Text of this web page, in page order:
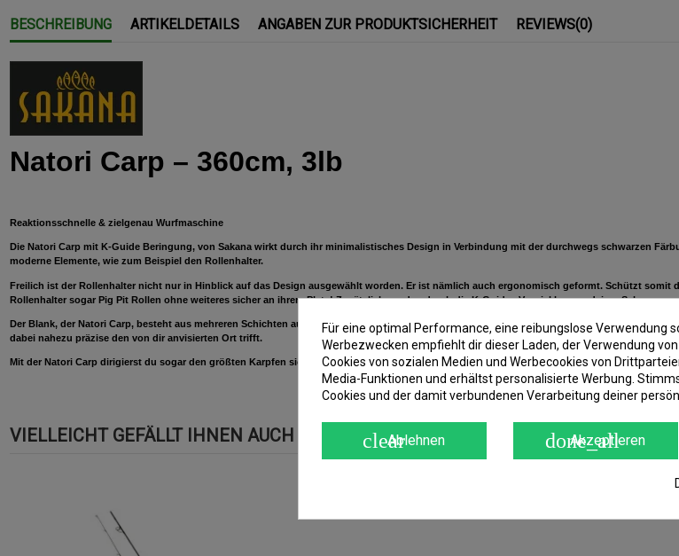
BESCHREIBUNG ARTIKELDETAILS ANGABEN ZUR PRODUKTSICHERHEIT REVIEWS(0)
Natori Carp – 360cm, 3lb
Reaktionsschnelle & zielgenau Wurfmaschine
Die Natori Carp mit K-Guide Beringung, von Sakana wirkt durch ihr minimalistisches Design in Verbindung mit der durchwegs schwarzen
moderne Elemente, wie zum Beispiel den Rollenhalter.
Freilich ist der Rollenhalter nicht nur in Hinblick auf das Design ausgewählt worden. Er ist nämlich auch ergonomisch geformt. Schützt
Rollenhalter sogar Pig Pit Rollen ohne weiteres sicher an ihrem Platz! Zusätzlich werden durch die K-Guides Verwicklungen deiner Schnur
Der Blank, der Natori Carp, besteht aus mehreren Schichten aus High Modulus Carbon und wurde mit der Hi-Carbon Molecular Technologie
dabei nahezu präzise den von dir anvisierten Ort trifft.
Mit der Natori Carp dirigierst du sogar den größten Karpfen sicher in deinen Kescher!
VIELLEICHT GEFÄLLT IHNEN AUCH
Für eine optimal Performance, eine reibungslose Verwendung
Werbezwecken empfiehlt dir dieser Laden, der Verwendung
Cookies von sozialen Medien und Werbecookies von
Media-Funktionen und erhältst personalisierte Werbung.
Cookies und der damit verbundenen Verarbeitung deiner
clearAblehnen done_all
Akzeptieren